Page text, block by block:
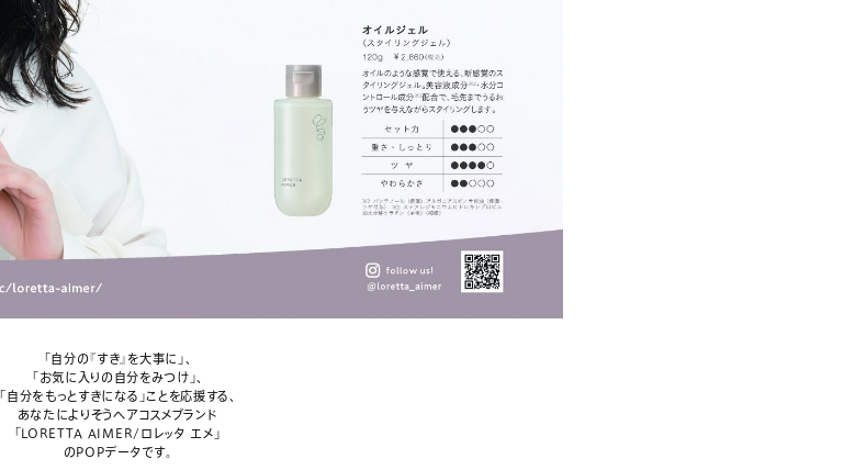
「自分の『すき』を大事に」、
「お気に入りの自分をみつけ」、
「自分をもっとすきになる」ことを応援する、
あなたによりそうヘアコスメブランド
「LORETTA AIMER/ロレッタ エメ」
のPOPデータです。